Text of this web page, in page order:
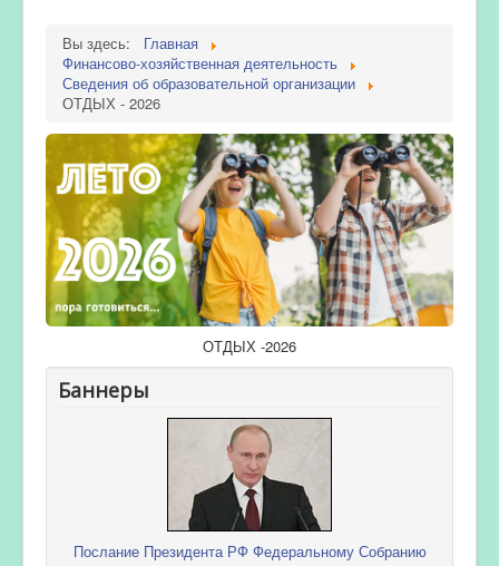
Вы здесь:
Главная
Финансово-хозяйственная деятельность
Сведения об образовательной организации
ОТДЫХ - 2026
ОТДЫХ -2026
Баннеры
Послание Президента РФ Федеральному Собранию